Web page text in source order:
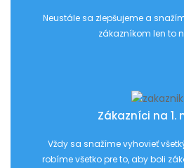
Neustále sa zlepšujeme a
zákazníkom len to
Zákazníci na 1.
Vždy sa snažíme vyhovieť
robíme všetko pre to, aby boli